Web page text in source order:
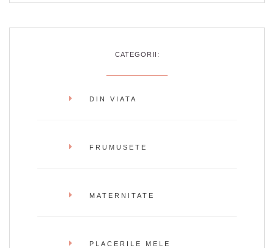
CATEGORII:
DIN VIATA
FRUMUSETE
MATERNITATE
PLACERILE MELE